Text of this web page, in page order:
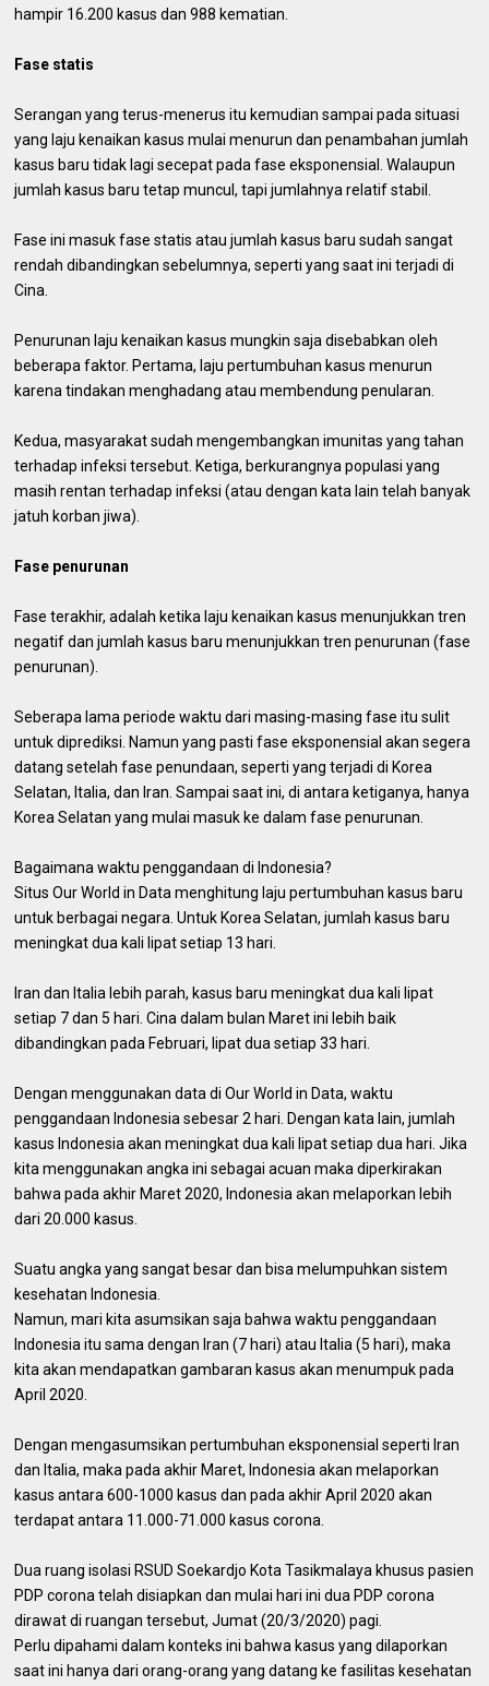
hampir 16.200 kasus dan 988 kematian.
Fase statis
Serangan yang terus-menerus itu kemudian sampai pada situasi
yang laju kenaikan kasus mulai menurun dan penambahan jumlah
kasus baru tidak lagi secepat pada fase eksponensial. Walaupun
jumlah kasus baru tetap muncul, tapi jumlahnya relatif stabil.
Fase ini masuk fase statis atau jumlah kasus baru sudah sangat
rendah dibandingkan sebelumnya, seperti yang saat ini terjadi di
Cina.
Penurunan laju kenaikan kasus mungkin saja disebabkan oleh
beberapa faktor. Pertama, laju pertumbuhan kasus menurun
karena tindakan menghadang atau membendung penularan.
Kedua, masyarakat sudah mengembangkan imunitas yang tahan
terhadap infeksi tersebut. Ketiga, berkurangnya populasi yang
masih rentan terhadap infeksi (atau dengan kata lain telah banyak
jatuh korban jiwa).
Fase penurunan
Fase terakhir, adalah ketika laju kenaikan kasus menunjukkan tren
negatif dan jumlah kasus baru menunjukkan tren penurunan (fase
penurunan).
Seberapa lama periode waktu dari masing-masing fase itu sulit
untuk diprediksi. Namun yang pasti fase eksponensial akan segera
datang setelah fase penundaan, seperti yang terjadi di Korea
Selatan, Italia, dan Iran. Sampai saat ini, di antara ketiganya, hanya
Korea Selatan yang mulai masuk ke dalam fase penurunan.
Bagaimana waktu penggandaan di Indonesia?
Situs Our World in Data menghitung laju pertumbuhan kasus baru
untuk berbagai negara. Untuk Korea Selatan, jumlah kasus baru
meningkat dua kali lipat setiap 13 hari.
Iran dan Italia lebih parah, kasus baru meningkat dua kali lipat
setiap 7 dan 5 hari. Cina dalam bulan Maret ini lebih baik
dibandingkan pada Februari, lipat dua setiap 33 hari.
Dengan menggunakan data di Our World in Data, waktu
penggandaan Indonesia sebesar 2 hari. Dengan kata lain, jumlah
kasus Indonesia akan meningkat dua kali lipat setiap dua hari. Jika
kita menggunakan angka ini sebagai acuan maka diperkirakan
bahwa pada akhir Maret 2020, Indonesia akan melaporkan lebih
dari 20.000 kasus.
Suatu angka yang sangat besar dan bisa melumpuhkan sistem
kesehatan Indonesia.
Namun, mari kita asumsikan saja bahwa waktu penggandaan
Indonesia itu sama dengan Iran (7 hari) atau Italia (5 hari), maka
kita akan mendapatkan gambaran kasus akan menumpuk pada
April 2020.
Dengan mengasumsikan pertumbuhan eksponensial seperti Iran
dan Italia, maka pada akhir Maret, Indonesia akan melaporkan
kasus antara 600-1000 kasus dan pada akhir April 2020 akan
terdapat antara 11.000-71.000 kasus corona.
Dua ruang isolasi RSUD Soekardjo Kota Tasikmalaya khusus pasien
PDP corona telah disiapkan dan mulai hari ini dua PDP corona
dirawat di ruangan tersebut, Jumat (20/3/2020) pagi.
Perlu dipahami dalam konteks ini bahwa kasus yang dilaporkan
saat ini hanya dari orang-orang yang datang ke fasilitas kesehatan